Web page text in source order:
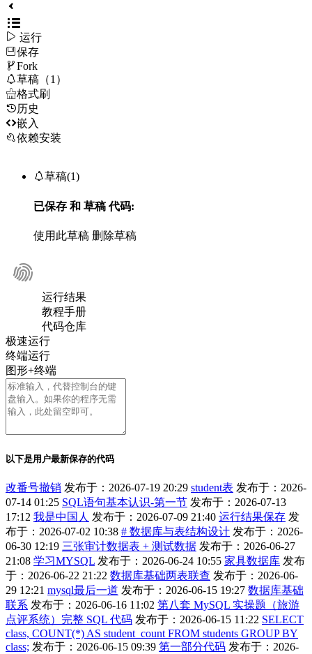
 运行
保存
Fork
草稿（1）
格式刷
历史
嵌入
依赖安装
草稿(1)
已保存 和 草稿代码:
使用此草稿 删除草稿
运行结果
教程手册
代码仓库
极速运行
终端运行
图形+终端
以下是用户最新保存的代码
改番号撤销 发布于：2026-07-19 20:29 student表 发布于：2026-
07-14 01:25 SQL语句基本认识-第一节 发布于：2026-07-13
17:12 我是中国人 发布于：2026-07-09 21:40 运行结果保存 发
布于：2026-07-02 10:38 # 数据库与表结构设计 发布于：2026-
06-30 12:19 三张审计数据表 + 测试数据 发布于：2026-06-27
21:08 学习MYSQL 发布于：2026-06-24 10:55 家具数据库 发布
于：2026-06-22 21:22 数据库基础两表联查 发布于：2026-06-
29 12:21 mysql最后一道 发布于：2026-06-15 19:27 数据库基础
联系 发布于：2026-06-16 11:02 第八套 MySQL 实操题（旅游
点评系统）完整 SQL 代码 发布于：2026-06-15 11:22 SELECT
class, COUNT(*) AS student_count FROM students GROUP BY
class; 发布于：2026-06-15 09:39 第一部分代码 发布于：2026-